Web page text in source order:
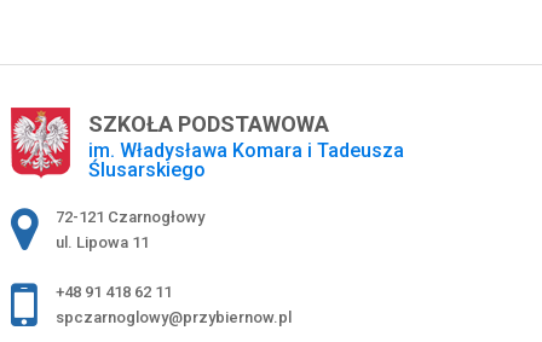
SZKOŁA PODSTAWOWA
im. Władysława Komara i Tadeusza
Ślusarskiego
Adres pocztowy:
72-121 Czarnogłowy
ul. Lipowa 11
+48 91 418 62 11
spczarnoglowy@przybiernow.pl